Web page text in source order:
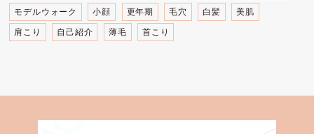
モデルウォーク 小顔 更年期 毛穴 白髪 美肌
肩こり 自己紹介 薄毛 首こり